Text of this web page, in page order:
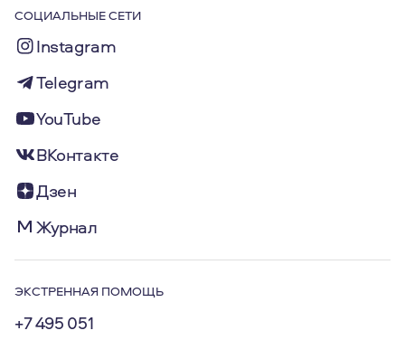
СОЦИАЛЬНЫЕ СЕТИ
Instagram
Telegram
YouTube
ВКонтакте
Дзен
Журнал
ЭКСТРЕННАЯ ПОМОЩЬ
+7 495 051